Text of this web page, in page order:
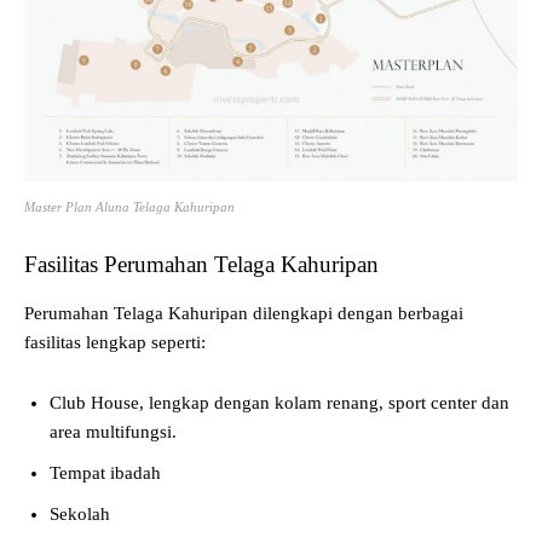
Master Plan Aluna Telaga Kahuripan
Fasilitas Perumahan Telaga Kahuripan
Perumahan Telaga Kahuripan dilengkapi dengan berbagai
fasilitas lengkap seperti:
Club House, lengkap dengan kolam renang, sport center dan
area multifungsi.
Tempat ibadah
Sekolah